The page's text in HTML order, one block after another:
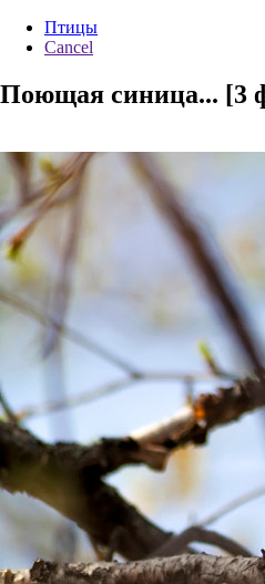
Птицы
Cancel
Поющая синица... [3